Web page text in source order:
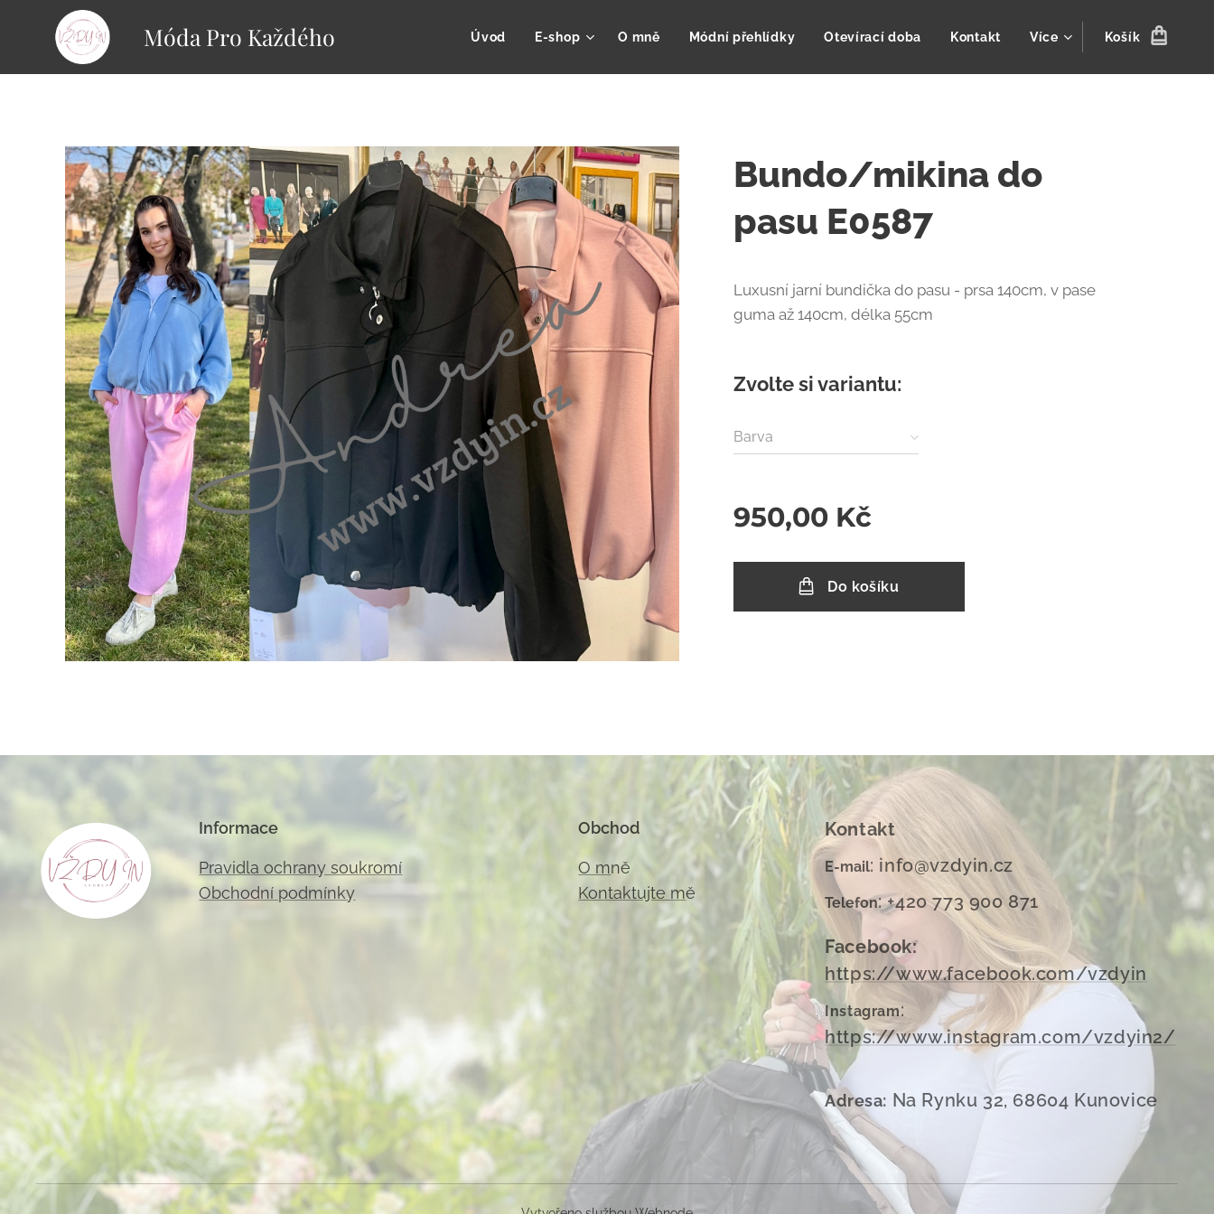
Móda Pro Každého Úvod E-shop O mně Módní přehlídky Otevírací doba Kontakt Více Košík
Bundo/mikina do
pasu E0587
Luxusní jarní bundička do pasu - prsa 140cm, v pase
guma až 140cm, délka 55cm
Zvolte si variantu:
Barva
950,00 Kč
Do košíku
Informace
Pravidla ochrany soukromí
Obchodní podmínky
Obchod
O mně
Kontaktujte mě
Kontakt
E-mail: info@vzdyin.cz
Telefon: +420 773 900 871
Facebook:
https://www.facebook.com/vzdyin
Instagram:
https://www.instagram.com/vzdyin2/
Adresa: Na Rynku 32, 68604 Kunovice